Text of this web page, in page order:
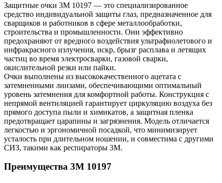
Защитные очки 3M 10197 — это специализированное
средство индивидуальной защиты глаз, предназначенное для
сварщиков и работников в сфере металлообработки,
строительства и промышленности. Они эффективно
предохраняют от вредного воздействия ультрафиолетового и
инфракрасного излучения, искр, брызг расплава и летящих
частиц во время электросварки, газовой сварки,
окислительной резки или пайки.
Очки выполнены из высококачественного ацетата с
затемненными линзами, обеспечивающими оптимальный
уровень затемнения для комфортной работы. Конструкция с
непрямой вентиляцией гарантирует циркуляцию воздуха без
прямого доступа пыли и химикатов, а защитная пленка
предотвращает царапины и загрязнения. Модель отличается
легкостью и эргономичной посадкой, что минимизирует
усталость при длительном ношении, и совместима с другими
СИЗ, такими как респираторы 3M.
Преимущества 3M 10197